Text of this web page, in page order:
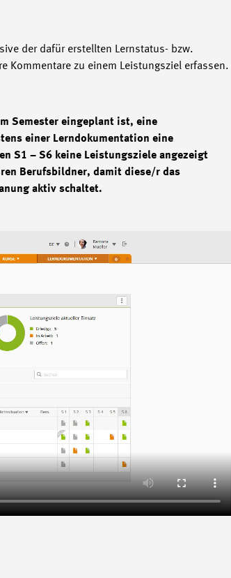
der dafür erstellten Lernstatus- bzw.
Kommentare zu einem Leistungsziel erfassen.
Semester eingeplant ist, eine
einer Lerndokumentation eine
S1 – S6 keine Leistungsziele angezeigt
Berufsbildner, damit diese/r das
aktiv schaltet.